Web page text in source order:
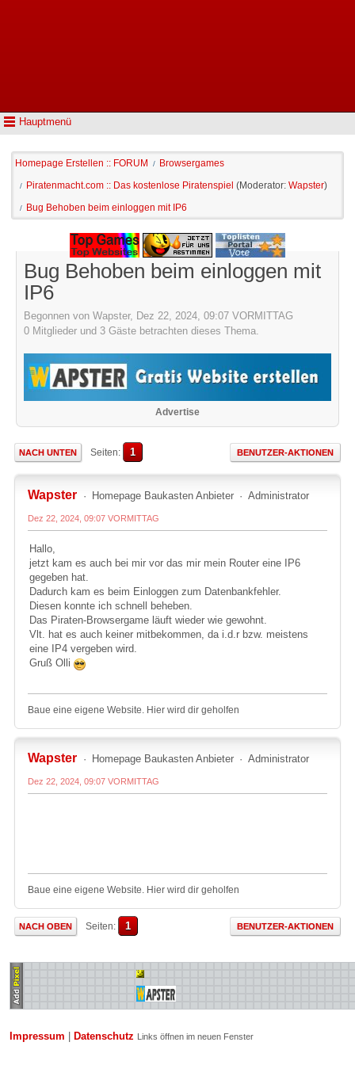
Hauptmenü
Homepage Erstellen :: FORUM / Browsergames
/ Piratenmacht.com :: Das kostenlose Piratenspiel (Moderator: Wapster)
/ Bug Behoben beim einloggen mit IP6
Bug Behoben beim einloggen mit
IP6
Begonnen von Wapster, Dez 22, 2024, 09:07 VORMITTAG
0 Mitglieder und 3 Gäste betrachten dieses Thema.
Advertise
NACH UNTEN Seiten 1 BENUTZER-AKTIONEN
Wapster Homepage Baukasten Anbieter Administrator
Dez 22, 2024, 09:07 VORMITTAG
Hallo,
jetzt kam es auch bei mir vor das mir mein Router eine IP6
gegeben hat.
Dadurch kam es beim Einloggen zum Datenbankfehler.
Diesen konnte ich schnell beheben.
Das Piraten-Browsergame läuft wieder wie gewohnt.
Vlt. hat es auch keiner mitbekommen, da i.d.r bzw. meistens
eine IP4 vergeben wird.
Gruß Olli
Baue eine eigene Website. Hier wird dir geholfen
Wapster Homepage Baukasten Anbieter Administrator
Dez 22, 2024, 09:07 VORMITTAG
Baue eine eigene Website. Hier wird dir geholfen
NACH OBEN Seiten 1 BENUTZER-AKTIONEN
Impressum Datenschutz Links öffnen im neuen Fenster